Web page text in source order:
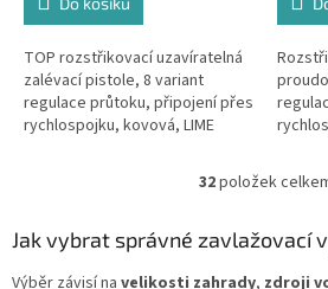
TOP rozstřikovací uzavíratelná
zalévací pistole, 8 variant
regulace průtoku, připojení přes
rychlospojku, kovová, LIME
O
l
d
32položek
Jak vybrat správné zavlažovací
Výběr závisí na velikosti zahrady, zdroji